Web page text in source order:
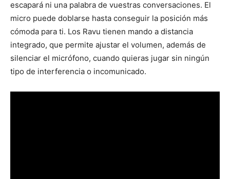
escapará ni una palabra de vuestras conversaciones. El
micro puede doblarse hasta conseguir la posición más
cómoda para ti. Los Ravu tienen mando a distancia
integrado, que permite ajustar el volumen, además de
silenciar el micrófono, cuando quieras jugar sin ningún
tipo de interferencia o incomunicado.